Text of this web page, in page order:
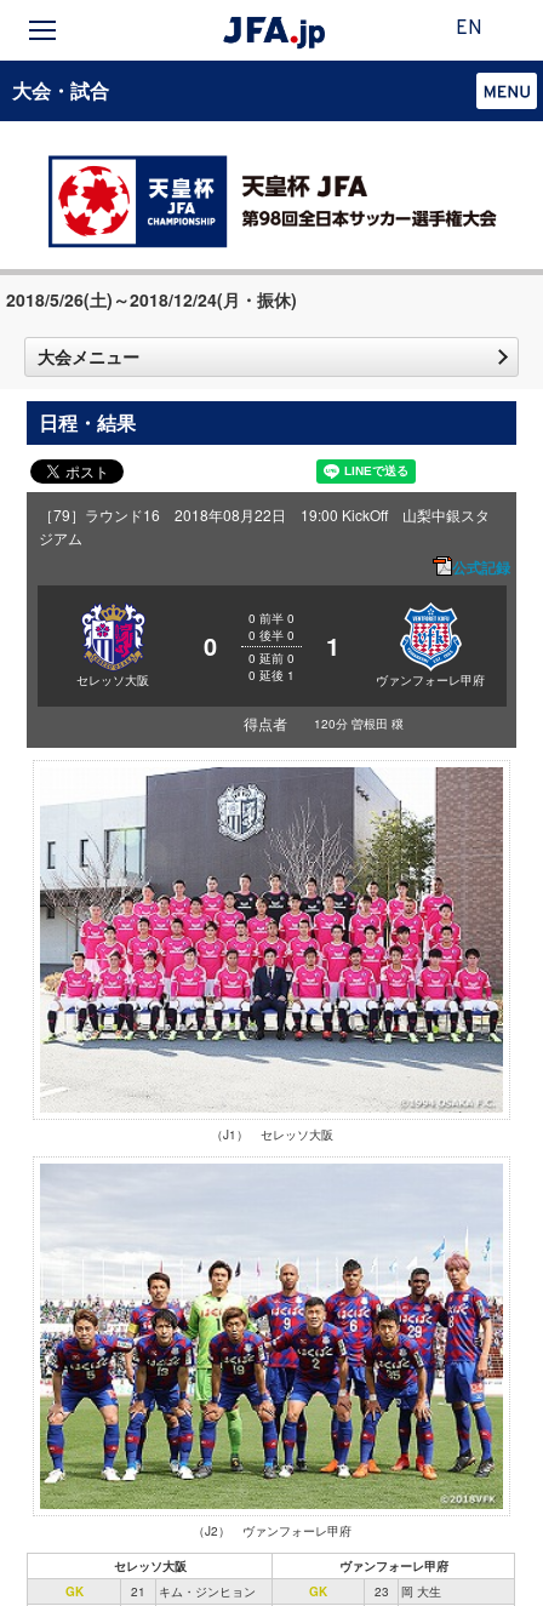
EN
大会・試合
2018/5/26(土)～2018/12/24(月・振休)
大会メニュー
日程・結果
［79］ラウンド16 2018年08月22日 19:00 KickOff 山梨中銀スタ
ジアム
公式記録
セレッソ大阪
0
0 前半 0
0 後半 0
0 延前 0
0 延後 1
1
ヴァンフォーレ甲府
得点者 120分 曽根田 穣
（J1） セレッソ大阪
（J2） ヴァンフォーレ甲府
セレッソ大阪
ヴァンフォーレ甲府
GK
21 キム・ジンヒョン GK 23
岡 大生